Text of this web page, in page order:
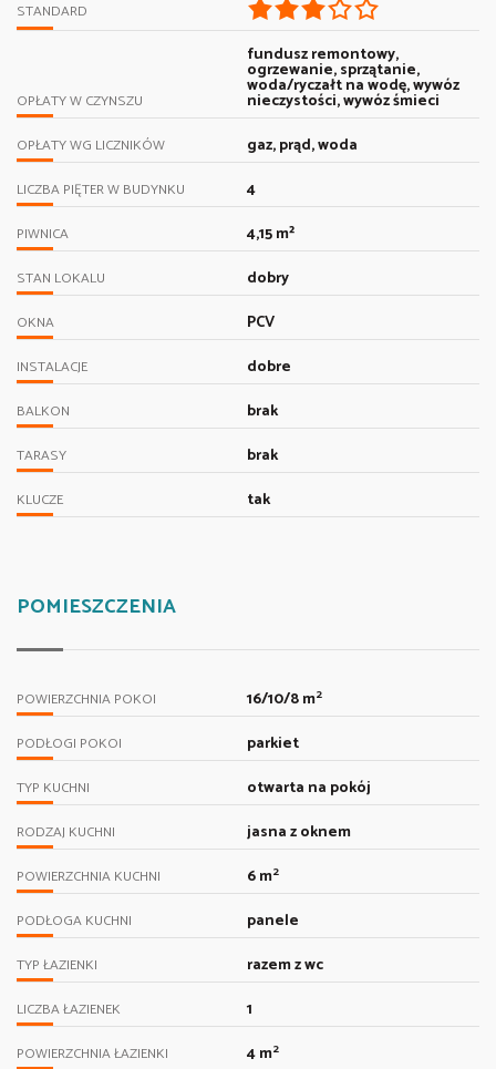
STANDARD
OPŁATY W CZYNSZU
fundusz remontowy,
ogrzewanie, sprzątanie,
woda/ryczałt na wodę, wywóz
nieczystości, wywóz śmieci
OPŁATY WG LICZNIKÓW gaz, prąd, woda
LICZBA PIĘTER W BUDYNKU 4
PIWNICA 4,15 m²
STAN LOKALU dobry
OKNA PCV
INSTALACJE dobre
BALKON brak
TARASY brak
KLUCZE tak
POMIESZCZENIA
POWIERZCHNIA POKOI 16/10/8 m2
PODŁOGI POKOI parkiet
TYP KUCHNI otwarta na pokój
RODZAJ KUCHNI jasna z oknem
POWIERZCHNIA KUCHNI 6 m2
PODŁOGA KUCHNI panele
TYP ŁAZIENKI razem z wc
LICZBA ŁAZIENEK 1
POWIERZCHNIA ŁAZIENKI 4 m2